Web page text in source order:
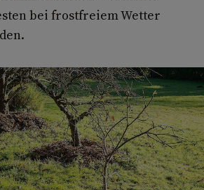
bei frostfreiem Wetter